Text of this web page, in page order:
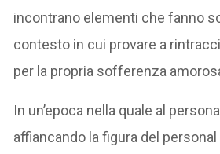
incontrano elementi che fanno
contesto in cui provare a
per la propria sofferenza
In un’epoca nella quale al
affiancando la figura del